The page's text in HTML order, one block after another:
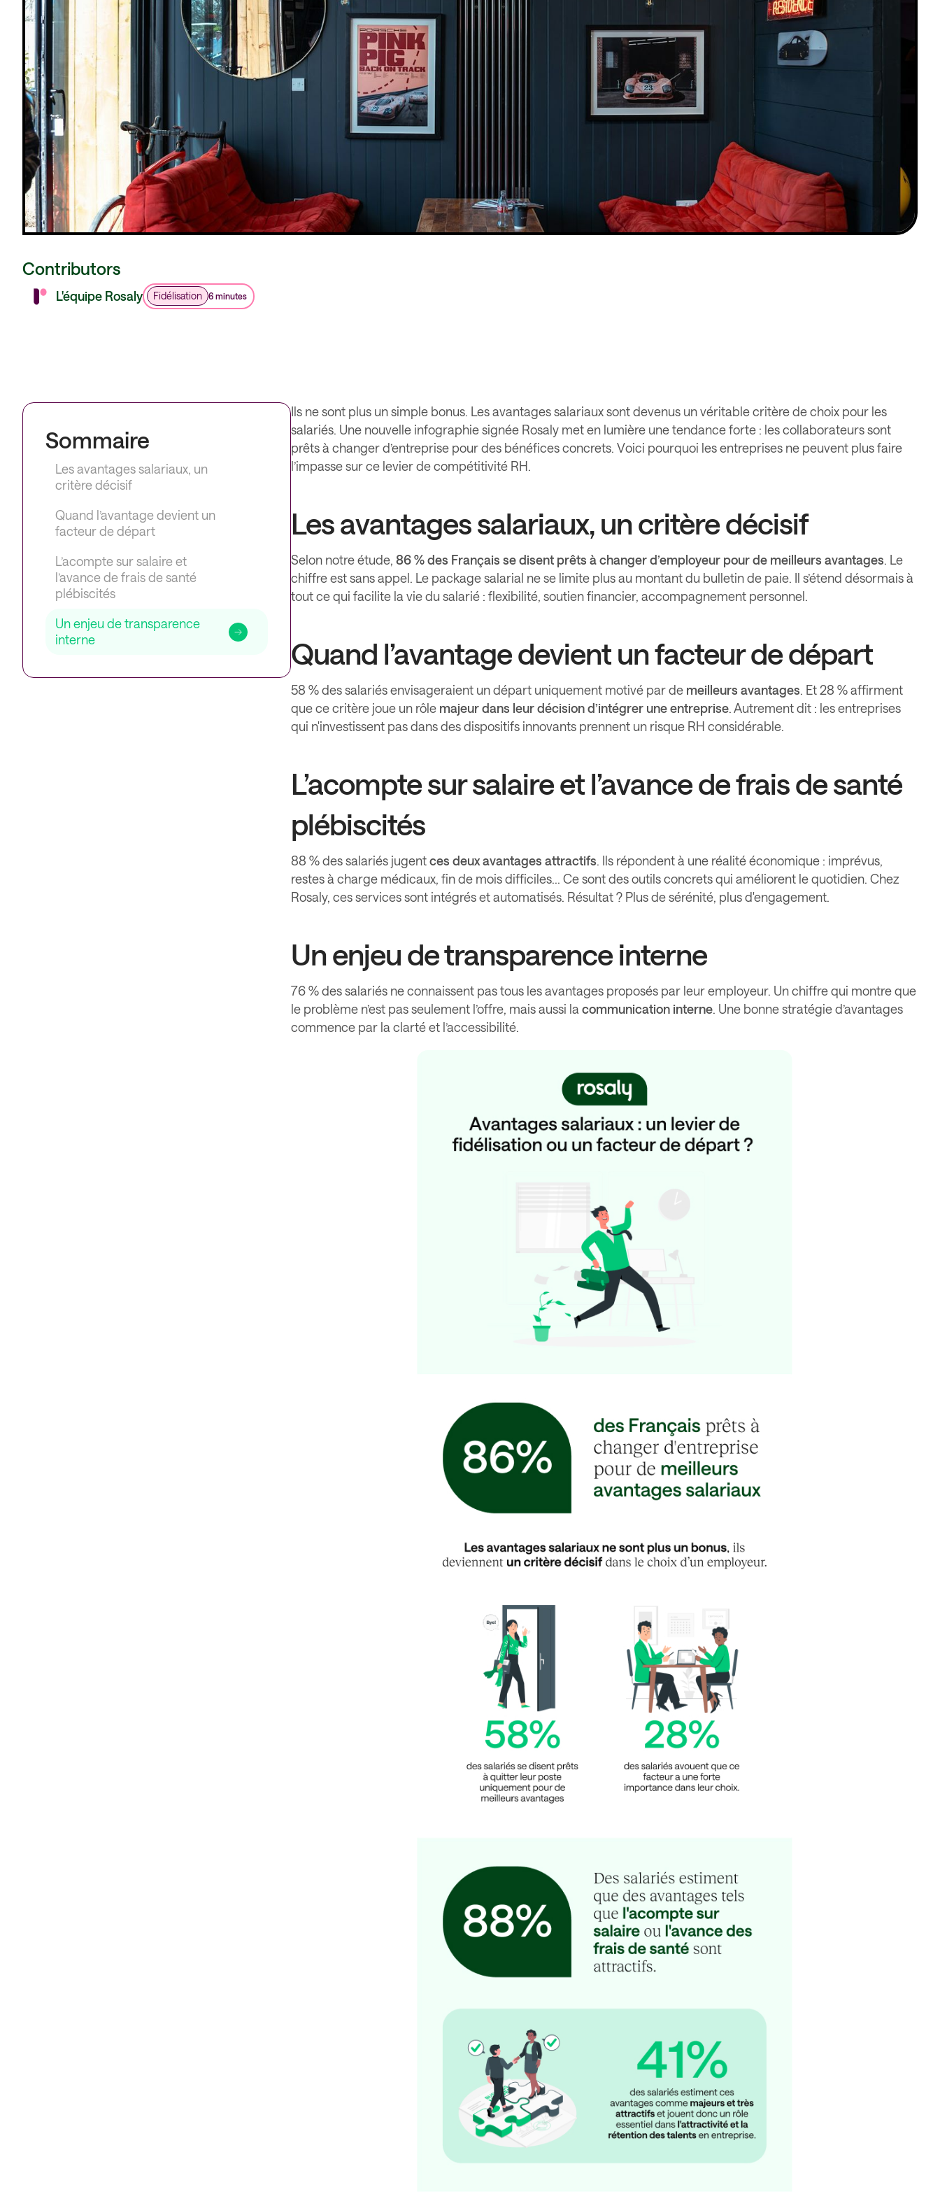
Contributors
L'équipe Rosaly Fidélisation 6 minutes
Sommaire
Les avantages salariaux, un
critère décisif
Quand l’avantage devient un
facteur de départ
L’acompte sur salaire et
l’avance de frais de santé
plébiscités
Un enjeu de transparence
interne
Ils ne sont plus un simple bonus. Les avantages salariaux sont devenus un véritable critère de choix pour les
salariés. Une nouvelle infographie signée Rosaly met en lumière une tendance forte : les collaborateurs sont
prêts à changer d’entreprise pour des bénéfices concrets. Voici pourquoi les entreprises ne peuvent plus faire
l’impasse sur ce levier de compétitivité RH.
Les avantages salariaux, un critère décisif
Selon notre étude, 86 % des Français se disent prêts à changer d’employeur pour de meilleurs avantages. Le
chiffre est sans appel. Le package salarial ne se limite plus au montant du bulletin de paie. Il s’étend désormais à
tout ce qui facilite la vie du salarié : flexibilité, soutien financier, accompagnement personnel.
Quand l’avantage devient un facteur de départ
58 % des salariés envisageraient un départ uniquement motivé par de meilleurs avantages. Et 28 % affirment
que ce critère joue un rôle majeur dans leur décision d’intégrer une entreprise. Autrement dit : les entreprises
qui n'investissent pas dans des dispositifs innovants prennent un risque RH considérable.
L’acompte sur salaire et l’avance de frais de santé
plébiscités
88 % des salariés jugentces deux avantages attractifs. Ils répondent à une réalité économique : imprévus,
restes à charge médicaux, fin de mois difficiles... Ce sont des outils concrets qui améliorent le quotidien. Chez
Rosaly, ces services sont intégrés et automatisés. Résultat ? Plus de sérénité, plus d'engagement.
Un enjeu de transparence interne
76 % des salariés ne connaissent pas tous les avantages proposés par leur employeur. Un chiffre qui montre que
le problème n’est pas seulement l’offre, mais aussi la communication interne. Une bonne stratégie d’avantages
commence par la clarté et l’accessibilité.